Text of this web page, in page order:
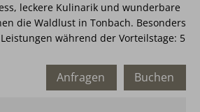
leckere Kulinarik und wunderbare
die Waldlust in Tonbach. Besonders
während der Vorteilstage: 5
Buchen
Anfragen